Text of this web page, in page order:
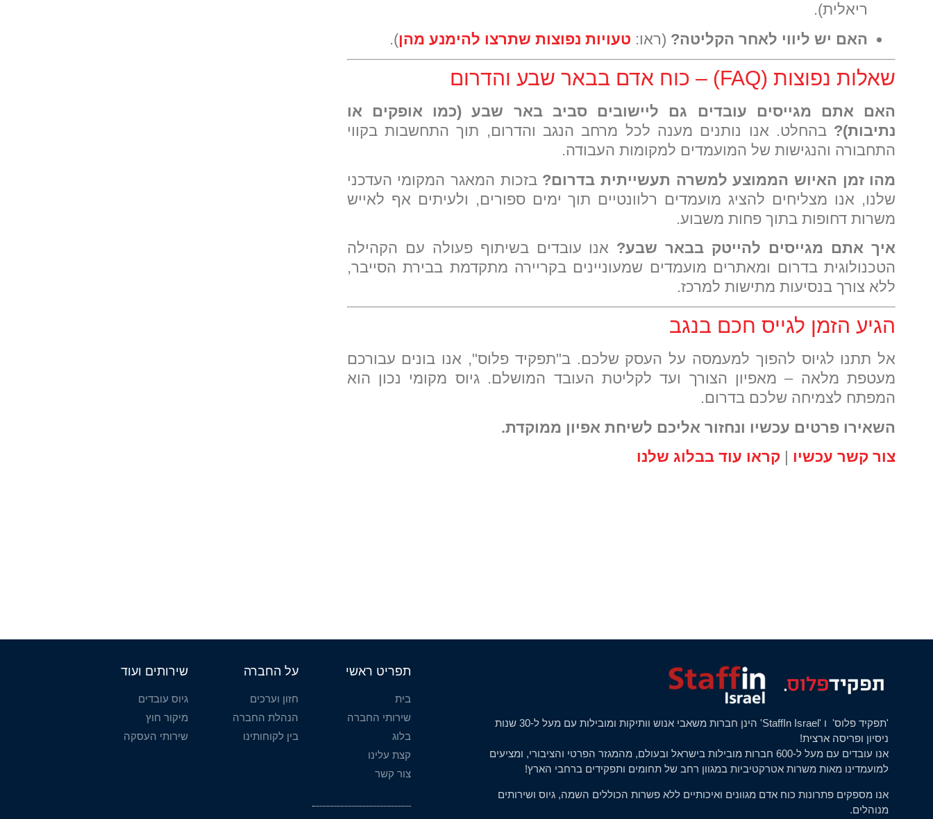
ריאלית).
האם יש ליווי לאחר הקליטה? (ראו: טעויות נפוצות שתרצו להימנע מהן).
שאלות נפוצות (FAQ) – כוח אדם בבאר שבע והדרום
האם אתם מגייסים עובדים גם ליישובים סביב באר שבע (כמו אופקים או
נתיבות)? בהחלט. אנו נותנים מענה לכל מרחב הנגב והדרום, תוך התחשבות בקווי
התחבורה והנגישות של המועמדים למקומות העבודה.
מהו זמן האיוש הממוצע למשרה תעשייתית בדרום? בזכות המאגר המקומי העדכני
שלנו, אנו מצליחים להציג מועמדים רלוונטיים תוך ימים ספורים, ולעיתים אף לאייש
משרות דחופות בתוך פחות משבוע.
איך אתם מגייסים להייטק בבאר שבע? אנו עובדים בשיתוף פעולה עם הקהילה
הטכנולוגית בדרום ומאתרים מועמדים שמעוניינים בקריירה מתקדמת בבירת הסייבר,
ללא צורך בנסיעות מתישות למרכז.
הגיע הזמן לגייס חכם בנגב
אל תתנו לגיוס להפוך למעמסה על העסק שלכם. ב"תפקיד פלוס", אנו בונים עבורכם
מעטפת מלאה – מאפיון הצורך ועד לקליטת העובד המושלם. גיוס מקומי נכון הוא
המפתח לצמיחה שלכם בדרום.
השאירו פרטים עכשיו ונחזור אליכם לשיחת אפיון ממוקדת.
צור קשר עכשיו | קראו עוד בבלוג שלנו
'תפקיד פלוס' ו 'StaffIn Israel' הינן חברות משאבי אנוש וותיקות ומובילות עם מעל ל-30 שנות
ניסיון ופריסה ארצית!
אנו עובדים עם מעל ל-600 חברות מובילות בישראל ובעולם, מהמגזר הפרטי והציבורי, ומציעים
למועמדינו מאות משרות אטרקטיביות במגוון רחב של תחומים ותפקידים ברחבי הארץ!
אנו מספקים פתרונות כוח אדם מגוונים ואיכותיים ללא פשרות הכוללים השמה, גיוס ושירותים
מנוהלים.
תפריט ראשי
בית
שירותי החברה
בלוג
קצת עלינו
צור קשר
על החברה
חזון וערכים
הנהלת החברה
בין לקוחותינו
שירותים ועוד
גיוס עובדים
מיקור חוץ
שירותי העסקה